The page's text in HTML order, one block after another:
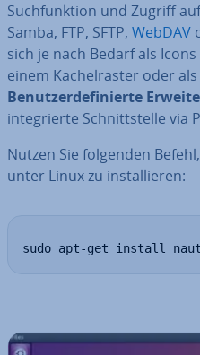
Such­funk­ti­on und Zugriff
Samba, FTP, SFTP, WebDAV
sich je nach Bedarf als
einem Ka­chel­ras­ter oder
Be­nut­zer­de­fi­nier­te
in­te­grier­te Schnitt­stel­le via
Nutzen Sie folgenden
unter Linux zu in­stal­lie­ren:
sudo apt-get install